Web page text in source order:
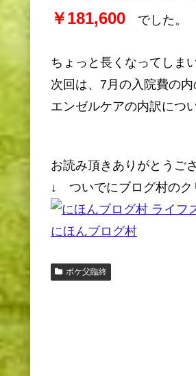
￥181,600 でした。
ちょっと長くなってしま
次回は、7月の入院費の内
エンゼルケアの内訳につ
お読み頂きありがとうご
↓ ついでにブログ村のク
にほんブログ村
ボケ父臨終